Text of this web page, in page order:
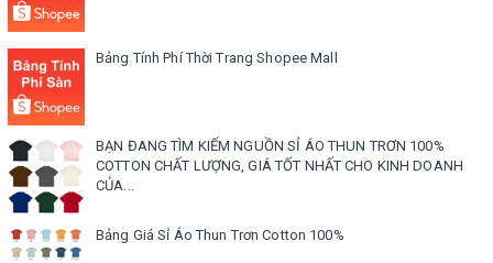
Bảng Tính Phí Thời Trang Shopee Mall
BẠN ĐANG TÌM KIẾM NGUỒN SỈ ÁO THUN TRƠN 100%
COTTON CHẤT LƯỢNG, GIÁ TỐT NHẤT CHO KINH DOANH
CỦA...
Bảng Giá Sỉ Áo Thun Trơn Cotton 100%